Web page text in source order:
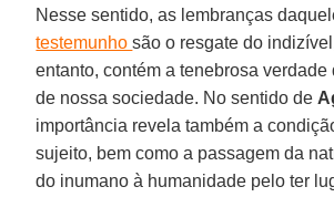
Nesse sentido, as lembranças
testemunhosão o resgate do
entanto, contém a tenebrosa verdade
de nossa sociedade. No sentido de
importância revela também a
sujeito, bem como a passagem da
do inumano à humanidade pelo ter